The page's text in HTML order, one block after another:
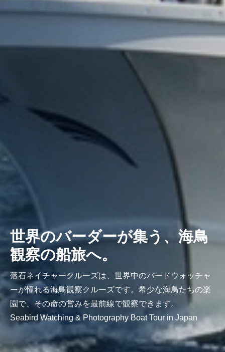
世界のバーダーが集う、海鳥
観察の船旅へ。
落石ネイチャークルーズは、世界中のバードウォッチャ
ーが憧れる海鳥観察クルーズです。希少な海鳥たちの楽
園で、その命の営みを最前線で観察できます。
Seabird Watching & Photography Boat Tour in Japan